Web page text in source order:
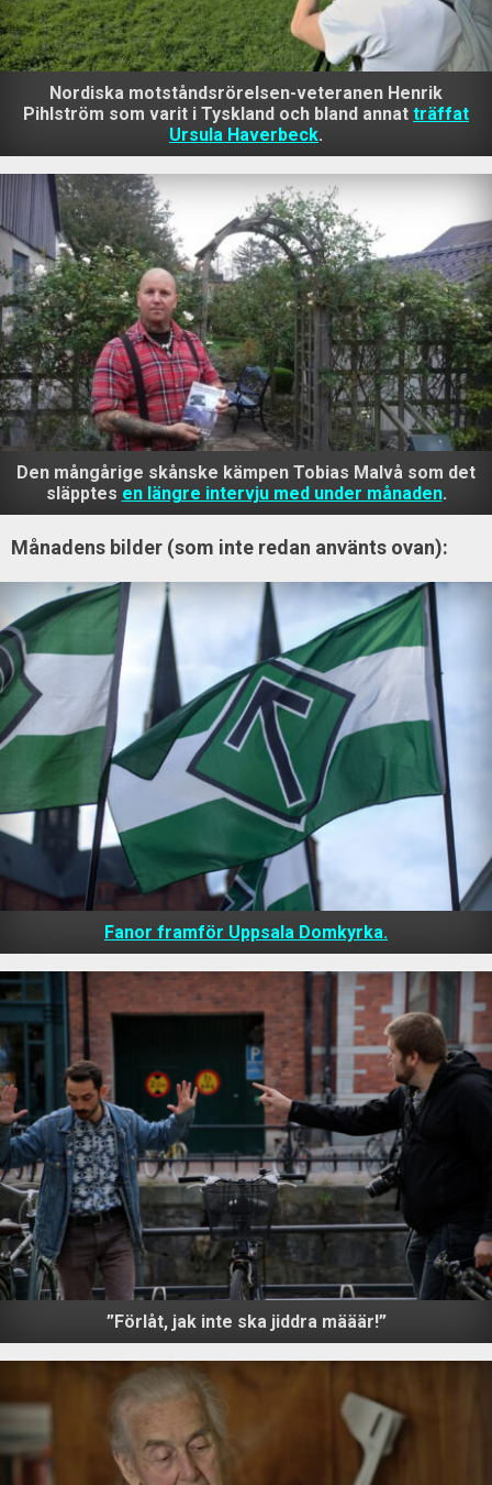
Nordiska motståndsrörelsen-veteranen Henrik
Pihlström som varit i Tyskland och bland annat träffat
Ursula Haverbeck.
Den mångårige skånske kämpen Tobias Malvå som det
släpptes en längre intervju med under månaden.
Månadens bilder (som inte redan använts ovan):
Fanor framför Uppsala Domkyrka.
”Förlåt, jak inte ska jiddra määär!”